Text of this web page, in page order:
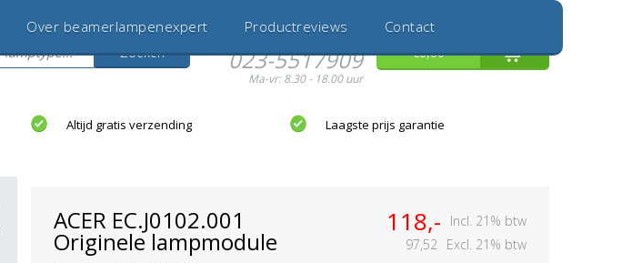
Inloggen
Zoeken
Hulp nodig?
023-5517909
Ma-vr: 8.30 - 18.00 uur
€0,00
Over beamerlampenexpert Productreviews Contact
Altijd gratis verzending Laagste prijs garantie
ACER EC.J0102.001
Originele lampmodule
118,-
Incl. 21% btw
97,52 Excl. 21% btw